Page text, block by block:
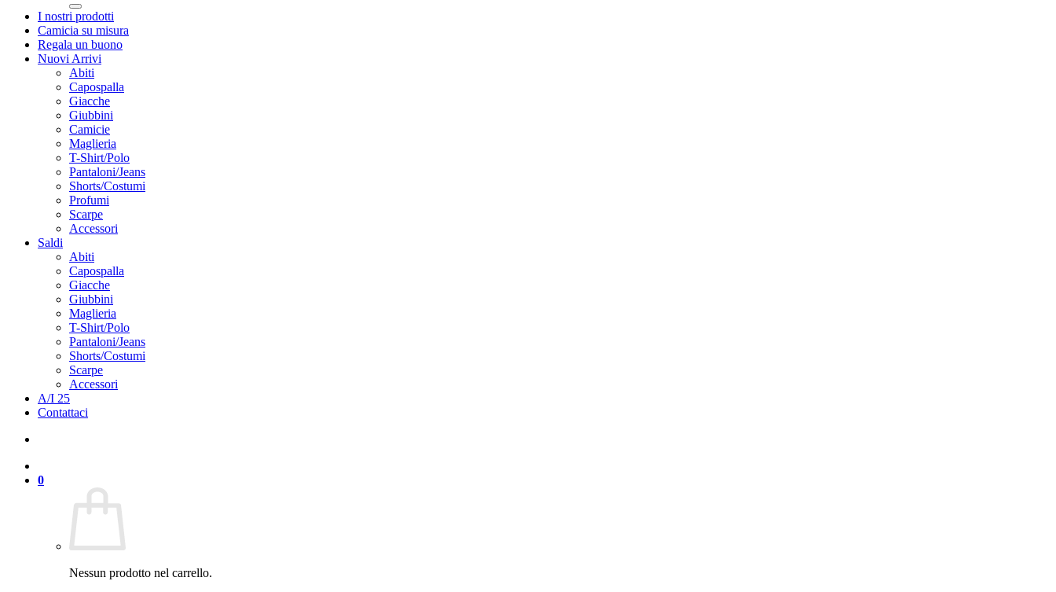
I nostri prodotti
Camicia su misura
Regala un buono
Nuovi Arrivi
Abiti
Capospalla
Giacche
Giubbini
Camicie
Maglieria
T-Shirt/Polo
Pantaloni/Jeans
Shorts/Costumi
Profumi
Scarpe
Accessori
Saldi
Abiti
Capospalla
Giacche
Giubbini
Maglieria
T-Shirt/Polo
Pantaloni/Jeans
Shorts/Costumi
Scarpe
Accessori
A/I 25
Contattaci
0
Nessun prodotto nel carrello.